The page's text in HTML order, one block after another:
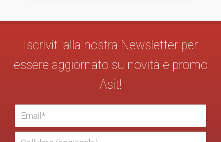
Iscriviti alla nostra Newsletter per
essere aggiornato su novità e promo
Asit!